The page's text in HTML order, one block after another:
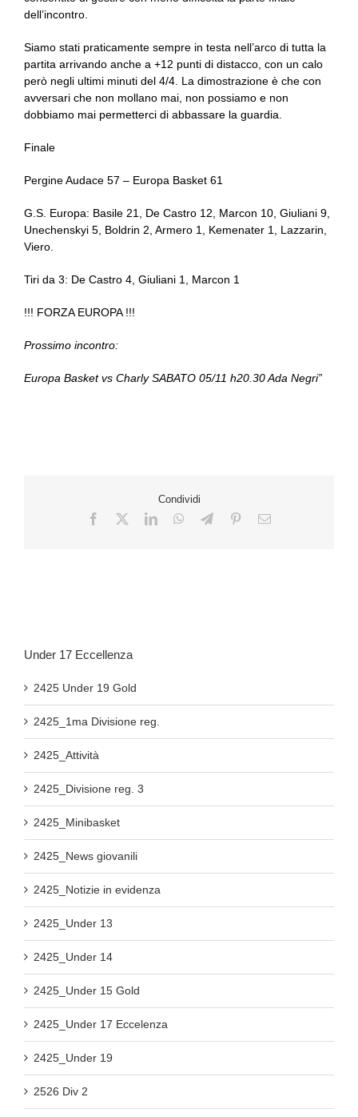
dell’incontro.
Siamo stati praticamente sempre in testa nell’arco di tutta la
partita arrivando anche a +12 punti di distacco, con un calo
però negli ultimi minuti del 4/4. La dimostrazione è che con
avversari che non mollano mai, non possiamo e non
dobbiamo mai permetterci di abbassare la guardia.
Finale
Pergine Audace 57 – Europa Basket 61
G.S. Europa: Basile 21, De Castro 12, Marcon 10, Giuliani 9,
Unechenskyi 5, Boldrin 2, Armero 1, Kemenater 1, Lazzarin,
Viero.
Tiri da 3: De Castro 4, Giuliani 1, Marcon 1
!!! FORZA EUROPA !!!
Prossimo incontro:
Europa Basket vs Charly SABATO 05/11 h20.30 Ada Negri”
Condividi
Under 17 Eccellenza
2425 Under 19 Gold
2425_1ma Divisione reg.
2425_Attività
2425_Divisione reg. 3
2425_Minibasket
2425_News giovanili
2425_Notizie in evidenza
2425_Under 13
2425_Under 14
2425_Under 15 Gold
2425_Under 17 Eccelenza
2425_Under 19
2526 Div 2